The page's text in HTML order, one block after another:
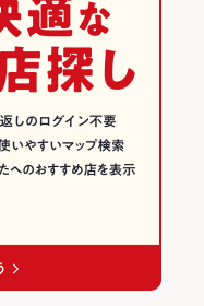
充実、ワイン充実